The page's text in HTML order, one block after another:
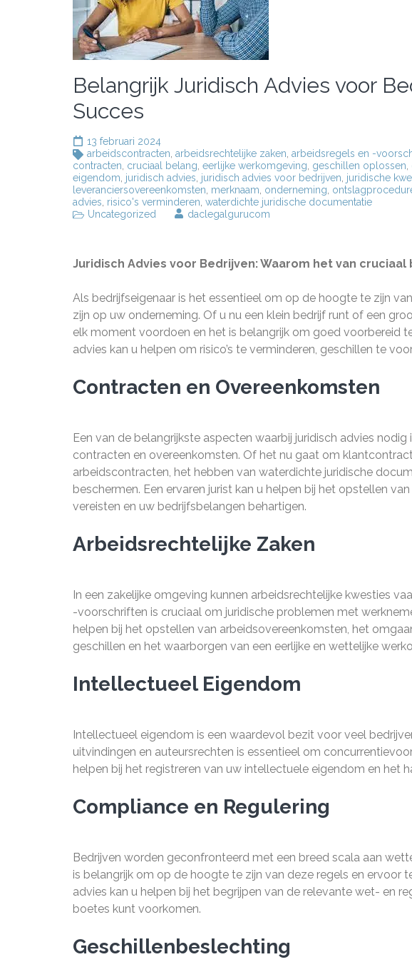
Belangrijk Juridisch Advies voor
Succes
13 februari 2024
arbeidscontracten arbeidsrechtelijke zaken arbeidsregels en -
contracten cruciaal belang eerlijke werkomgeving geschillen oplossen
eigendom juridisch advies juridisch advies voor bedrijven juridische
leveranciersovereenkomsten merknaam onderneming
advies risico's verminderen waterdichte juridische documentatie
Uncategorized
daclegalgurucom
Juridisch Advies voor Bedrijven: Waarom het van cruciaal
Als bedrijfseigenaar is het essentieel om op de hoogte te zijn
zijn op uw onderneming. Of u nu een klein bedrijf runt of een
elk moment voordoen en het is belangrijk om goed voorbereid
advies kan u helpen om risico’s te verminderen, geschillen te
Contracten en Overeenkomsten
Een van de belangrijkste aspecten waarbij juridisch advies
contracten en overeenkomsten. Of het nu gaat om
arbeidscontracten, het hebben van waterdichte juridische
beschermen. Een ervaren jurist kan u helpen bij het opstellen
vereisten en uw bedrijfsbelangen behartigen.
Arbeidsrechtelijke Zaken
In een zakelijke omgeving kunnen arbeidsrechtelijke kwesties
-voorschriften is cruciaal om juridische problemen met
helpen bij het opstellen van arbeidsovereenkomsten, het
geschillen en het waarborgen van een eerlijke en wettelijke
Intellectueel Eigendom
Intellectueel eigendom is een waardevol bezit voor veel
uitvindingen en auteursrechten is essentieel om
helpen bij het registreren van uw intellectuele eigendom en het
Compliance en Regulering
Bedrijven worden geconfronteerd met een breed scala aan
is belangrijk om op de hoogte te zijn van deze regels en ervoor
advies kan u helpen bij het begrijpen van de relevante wet- en
boetes kunt voorkomen.
Geschillenbeslechting